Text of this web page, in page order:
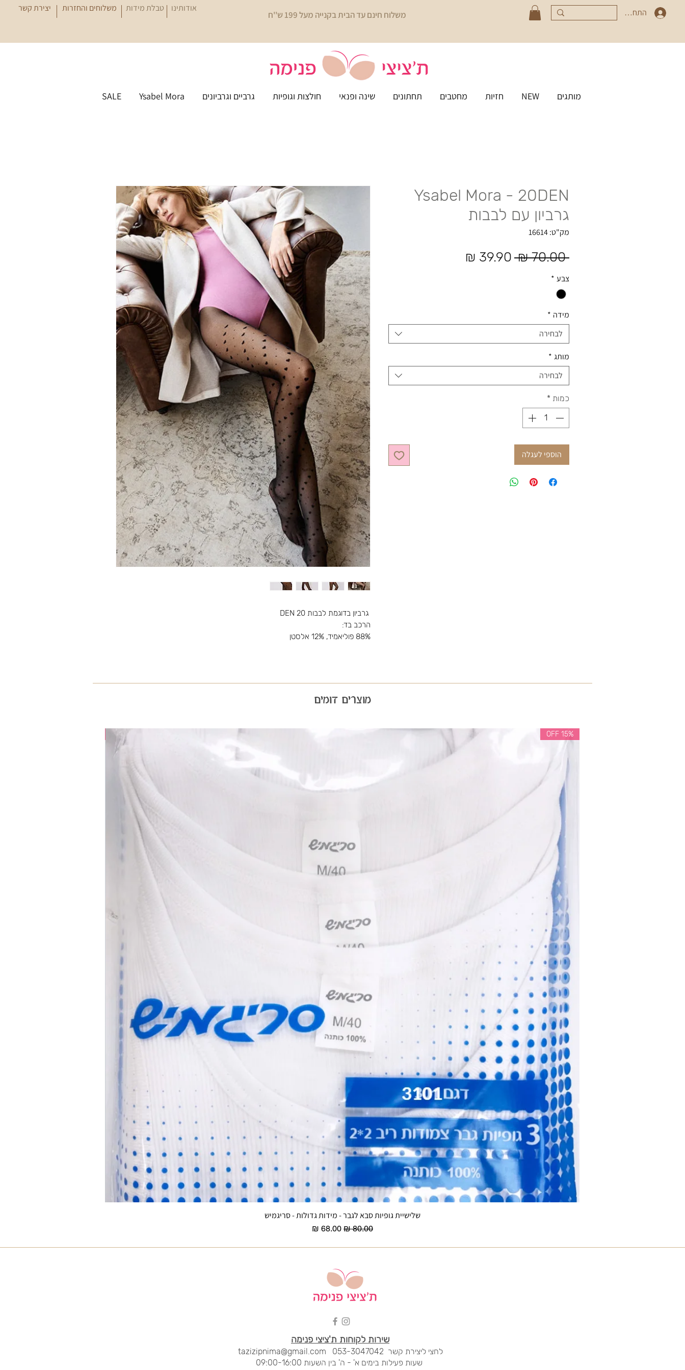
יצירת קשר משלוחים והחזרות טבלת מידות אודותינו
משלוח חינם עד הבית בקנייה מעל 199 ש''ח התחברי
מותגים NEW חזיות מחטבים תחתונים שינה ופנאי חולצות וגופיות גרביים וגרביונים Ysabel Mora
SALE
גרביון בדוגמת לבבות 20 DEN
הרכב בד:
88% פוליאמיד, 12% אלסטן
Ysabel Mora - 20DEN
גרביון עם לבבות
מק"ט: 16614
‏70.00 ‏₪
מחיר
צבע *
מידה *
לבחירה
מותג *
לבחירה
כמות *
הוספי לעגלה
מוצרים דומים
תצוגה מהירה
15% OFF
שלישיית גופיות סבא לגבר - מידות גדולות - סריגמיש
מחיר רגילמחיר מבצע
שירות לקוחות ת'ציצי פנימה
לחצי ליצירת קשר
tazizipnima@gmail.com
שעות פעילות בימים א' - ה' בין השעות 09:00-16:00